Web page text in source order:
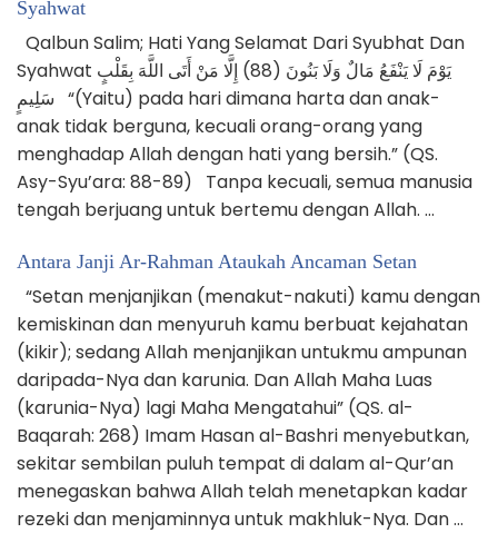
Syahwat
Qalbun Salim; Hati Yang Selamat Dari Syubhat Dan
Syahwat يَوْمَ لَا يَنْفَعُ مَالٌ وَلَا بَنُونَ (88) إِلَّا مَنْ أَتَى اللَّهَ بِقَلْبٍ
سَلِيمٍ “(Yaitu) pada hari dimana harta dan anak-
anak tidak berguna, kecuali orang-orang yang
menghadap Allah dengan hati yang bersih.” (QS.
Asy-Syu’ara: 88-89) Tanpa kecuali, semua manusia
tengah berjuang untuk bertemu dengan Allah. …
Antara Janji Ar-Rahman Ataukah Ancaman Setan
“Setan menjanjikan (menakut-nakuti) kamu dengan
kemiskinan dan menyuruh kamu berbuat kejahatan
(kikir); sedang Allah menjanjikan untukmu ampunan
daripada-Nya dan karunia. Dan Allah Maha Luas
(karunia-Nya) lagi Maha Mengatahui” (QS. al-
Baqarah: 268) Imam Hasan al-Bashri menyebutkan,
sekitar sembilan puluh tempat di dalam al-Qur’an
menegaskan bahwa Allah telah menetapkan kadar
rezeki dan menjaminnya untuk makhluk-Nya. Dan …